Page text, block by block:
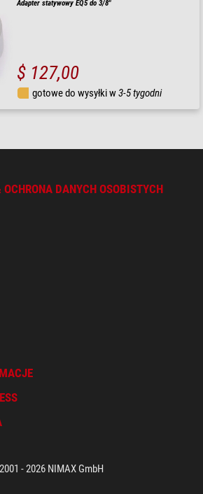
Adapter statywowy EQ5 do 3/8"
$ 127,00
gotowe do wysyłki w3-5 tygodni
DANYCH OSOBISTYCH
- 2026 NIMAX GmbH